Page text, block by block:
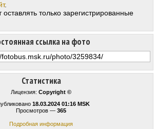
Статистика
Лицензия: Copyright ©
18.03.2024 01:16 MSK
Просмотров — 365
Подробная информация
ссылка на фото
.
только зарегистрированные